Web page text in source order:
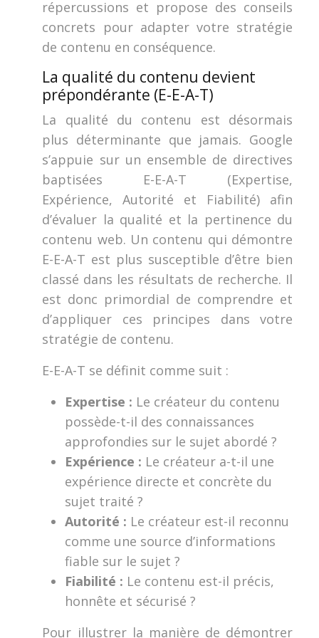
répercussions et propose des conseils
concrets pour adapter votre stratégie
de contenu en conséquence.
La qualité du contenu devient
prépondérante (E-E-A-T)
La qualité du contenu est désormais
plus déterminante que jamais. Google
s’appuie sur un ensemble de directives
baptisées E-E-A-T (Expertise,
Expérience, Autorité et Fiabilité) afin
d’évaluer la qualité et la pertinence du
contenu web. Un contenu qui démontre
E-E-A-T est plus susceptible d’être bien
classé dans les résultats de recherche. Il
est donc primordial de comprendre et
d’appliquer ces principes dans votre
stratégie de contenu.
E-E-A-T se définit comme suit :
Expertise : Le créateur du contenu
possède-t-il des connaissances
approfondies sur le sujet abordé ?
Expérience : Le créateur a-t-il une
expérience directe et concrète du
sujet traité ?
Autorité : Le créateur est-il reconnu
comme une source d’informations
fiable sur le sujet ?
Fiabilité : Le contenu est-il précis,
honnête et sécurisé ?
Pour illustrer la manière de démontrer